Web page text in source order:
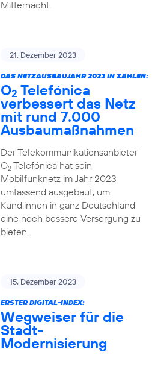
Mitternacht.
21. Dezember 2023
DAS NETZAUSBAUJAHR 2023 IN ZAHLEN:
O2 Telefónica
verbessert das Netz
mit rund 7.000
Ausbaumaßnahmen
Der Telekommunikationsanbieter
O2Telefónica hat sein
Mobilfunknetz im Jahr 2023
umfassend ausgebaut, um
Kund:innen in ganz Deutschland
eine noch bessere Versorgung zu
bieten.
15. Dezember 2023
ERSTER DIGITAL-INDEX:
Wegweiser für die
Stadt-
Modernisierung